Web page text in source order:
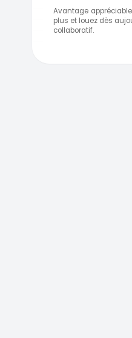
Avantage
plus et louez dès
collaboratif.